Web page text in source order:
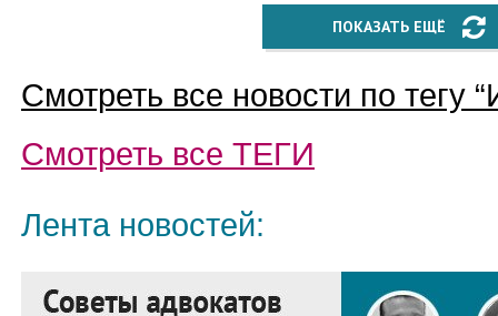
ПОКАЗАТЬ ЕЩЁ
Смотреть все новости по тегу “
Смотреть все ТЕГИ
Лента новостей: